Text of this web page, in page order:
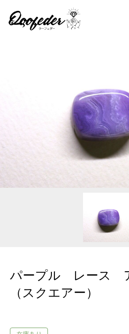
パープル レース
（スクエアー）